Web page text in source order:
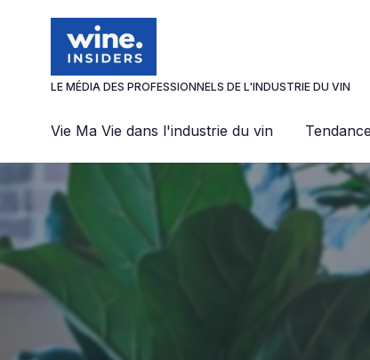
LE MÉDIA DES PROFESSIONNELS DE L'INDUSTRIE DU VIN
Vie Ma Vie dans l'industrie du vin